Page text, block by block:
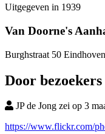
Uitgegeven in 1939
Van Doorne's
Burghstraat 50 Eindhoven
Door bezoekers
JP de Jong zei op 3
https://www.flickr.com/